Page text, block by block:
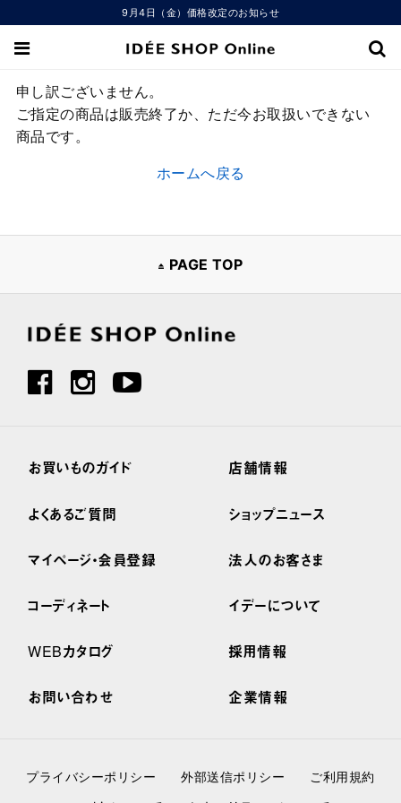
9月4日（金）価格改定のお知らせ
申し訳ございません。
ご指定の商品は販売終了か、ただ今お取扱いできない
商品です。
ホームへ戻る
PAGE TOP
お買いものガイド
よくあるご質問
マイページ・会員登録
コーディネート
WEBカタログ
お問い合わせ
店舗情報
ショップニュース
法人のお客さま
イデーについて
採用情報
企業情報
プライバシーポリシー 外部送信ポリシー
ご利用規約